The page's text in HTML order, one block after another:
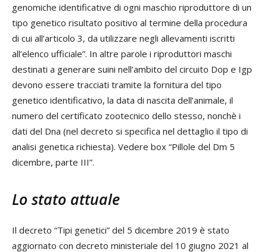
genomiche identificative di ogni maschio riproduttore di un
tipo genetico risultato positivo al termine della procedura
di cui all’articolo 3, da utilizzare negli allevamenti iscritti
all’elenco ufficiale”. In altre parole i riproduttori maschi
destinati a generare suini nell’ambito del circuito Dop e Igp
devono essere tracciati tramite la fornitura del tipo
genetico identificativo, la data di nascita dell’animale, il
numero del certificato zootecnico dello stesso, nonchè i
dati del Dna (nel decreto si specifica nel dettaglio il tipo di
analisi genetica richiesta). Vedere box “Pillole del Dm 5
dicembre, parte III”.
Lo stato attuale
Il decreto “Tipi genetici” del 5 dicembre 2019 è stato
aggiornato con decreto ministeriale del 10 giugno 2021 al